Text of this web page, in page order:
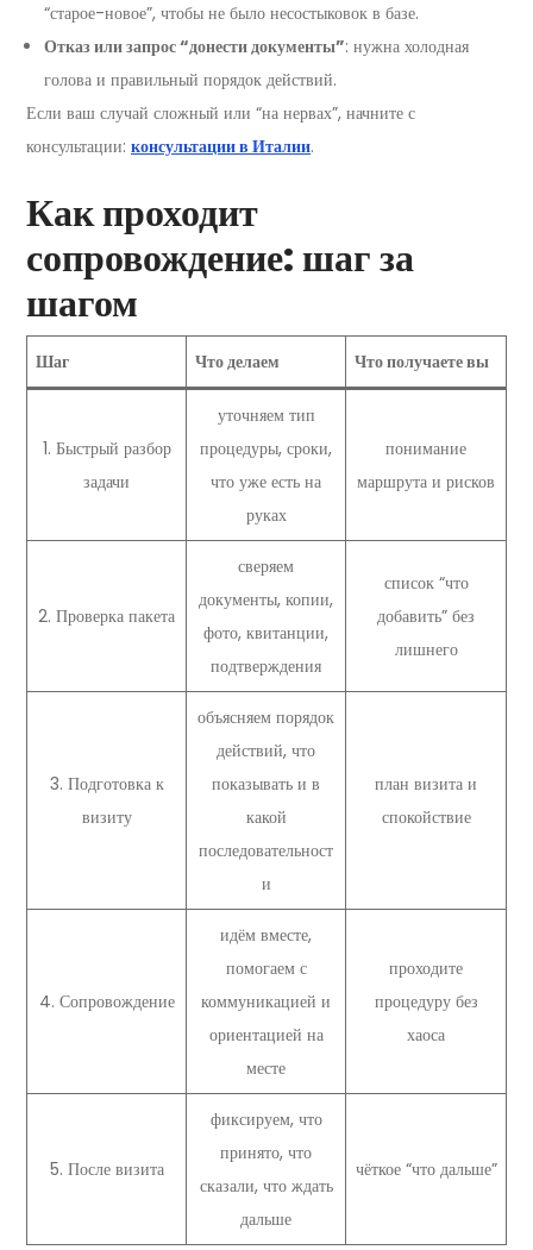
“старое-новое”, чтобы не было несостыковок в базе.
Отказ или запрос “донести документы”: нужна холодная
голова и правильный порядок действий.
Если ваш случай сложный или “на нервах”, начните с
консультации: консультации в Италии.
Как проходит
сопровождение: шаг за
шагом
Шаг Что делаем Что получаете вы
1. Быстрый разбор
задачи
уточняем тип
процедуры, сроки,
что уже есть на
руках
понимание
маршрута и рисков
2. Проверка пакета
сверяем
документы, копии,
фото, квитанции,
подтверждения
список “что
добавить” без
лишнего
3. Подготовка к
визиту
объясняем порядок
действий, что
показывать и в
какой
последовательност
и
план визита и
спокойствие
4. Сопровождение
идём вместе,
помогаем с
коммуникацией и
ориентацией на
месте
проходите
процедуру без
хаоса
5. После визита
фиксируем, что
принято, что
сказали, что ждать
дальше
чёткое “что дальше”